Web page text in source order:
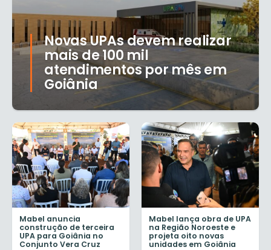
Novas UPAs devem realizar
mais de 100 mil
atendimentos por mês em
Goiânia
Mabel anuncia
construção de terceira
UPA para Goiânia no
Conjunto Vera Cruz
Mabel lança obra de UPA
na Região Noroeste e
projeta oito novas
unidades em Goiânia